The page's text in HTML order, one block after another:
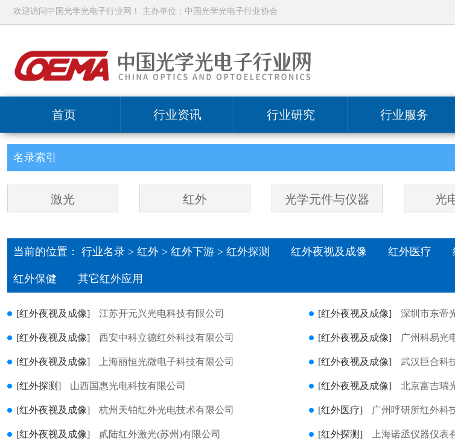
欢迎访问中国光学光电子行业网！ 主办单位：中国光学光电子行业协会
首页 行业资讯 行业研究 行业服务
名录索引
激光 红外 光学元件与仪器 光
当前的位置： 行业名录 > 红外 > 红外下游 > 红外探测 红外夜视及成像 红外医疗
红外保健 其它红外应用
[红外夜视及成像] 江苏开元兴光电科技有限公司 [红外夜视及成像] 深圳市东帝
[红外夜视及成像] 西安中科立德红外科技有限公司 [红外夜视及成像] 广州科易光
[红外夜视及成像] 上海丽恒光微电子科技有限公司 [红外夜视及成像] 武汉巨合科
[红外探测] 山西国惠光电科技有限公司 [红外夜视及成像] 北京富吉瑞
[红外夜视及成像] 杭州天铂红外光电技术有限公司 [红外医疗] 广州呼研所红外科
[红外夜视及成像] 贰陆红外激光(苏州)有限公司 [红外探测] 上海诺丞仪器仪表